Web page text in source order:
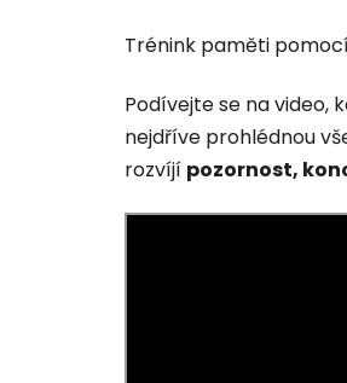
Trénink paměti
Podívejte se na video,
nejdříve prohlédnou
rozvíjí pozornost,